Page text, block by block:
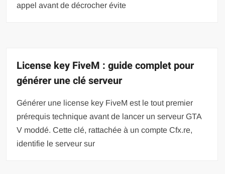
appel avant de décrocher évite
License key FiveM : guide complet pour
générer une clé serveur
Générer une license key FiveM est le tout premier
prérequis technique avant de lancer un serveur GTA
V moddé. Cette clé, rattachée à un compte Cfx.re,
identifie le serveur sur